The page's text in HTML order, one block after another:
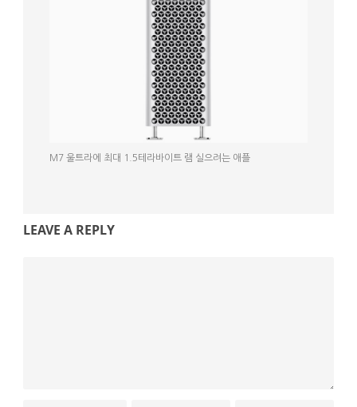
M7 울트라에 최대 1.5테라바이트 램 실으려는 애플
LEAVE A REPLY